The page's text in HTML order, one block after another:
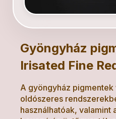
Gyöngyház
Irisated Fine
A gyöngyház pigmentek
oldószeres
használhatóak, valamint